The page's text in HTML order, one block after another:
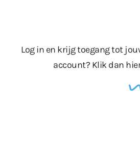
Log in en krijg toegang tot
account? Klik dan